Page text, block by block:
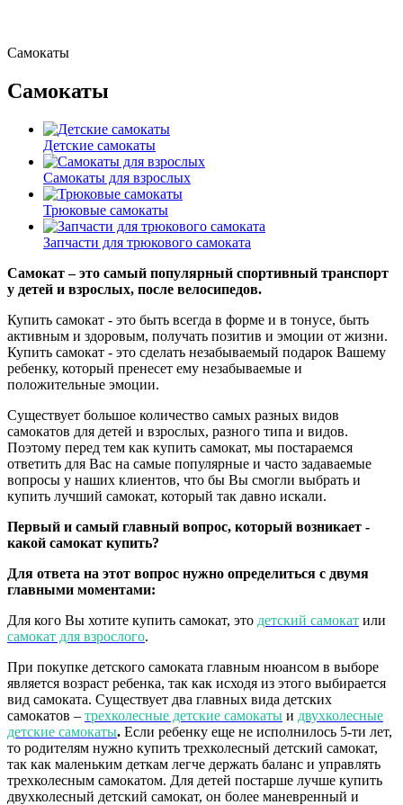
Самокаты
Самокаты
Детские самокаты
Самокаты для взрослых
Трюковые самокаты
Запчасти для трюкового самоката
Самокат – это самый популярный спортивный транспорт
у детей и взрослых, после велосипедов.
Купить самокат - это быть всегда в форме и в тонусе, быть
активным и здоровым, получать позитив и эмоции от жизни.
Купить самокат - это сделать незабываемый подарок Вашему
ребенку, который пренесет ему незабываемые и
положительные эмоции.
Существует большое количество самых разных видов
самокатов для детей и взрослых, разного типа и видов.
Поэтому перед тем как купить самокат, мы постараемся
ответить для Вас на самые популярные и часто задаваемые
вопросы у наших клиентов, что бы Вы смогли выбрать и
купить лучший самокат, который так давно искали.
Первый и самый главный вопрос, который возникает -
какой самокат купить?
Для ответа на этот вопрос нужно определиться с двумя
главными моментами:
Для кого Вы хотите купить самокат, это детский самокат или
самокат для взрослого.
При покупке детского самоката главным нюансом в выборе
является возраст ребенка, так как исходя из этого выбирается
вид самоката. Существует два главных вида детских
самокатов – трехколесные детские самокаты и двухколесные
детские самокаты. Если ребенку еще не исполнилось 5-ти лет,
то родителям нужно купить трехколесный детский самокат,
так как маленьким деткам легче держать баланс и управлять
трехколесным самокатом. Для детей постарше лучше купить
двухколесный детский самокат, он более маневренный и